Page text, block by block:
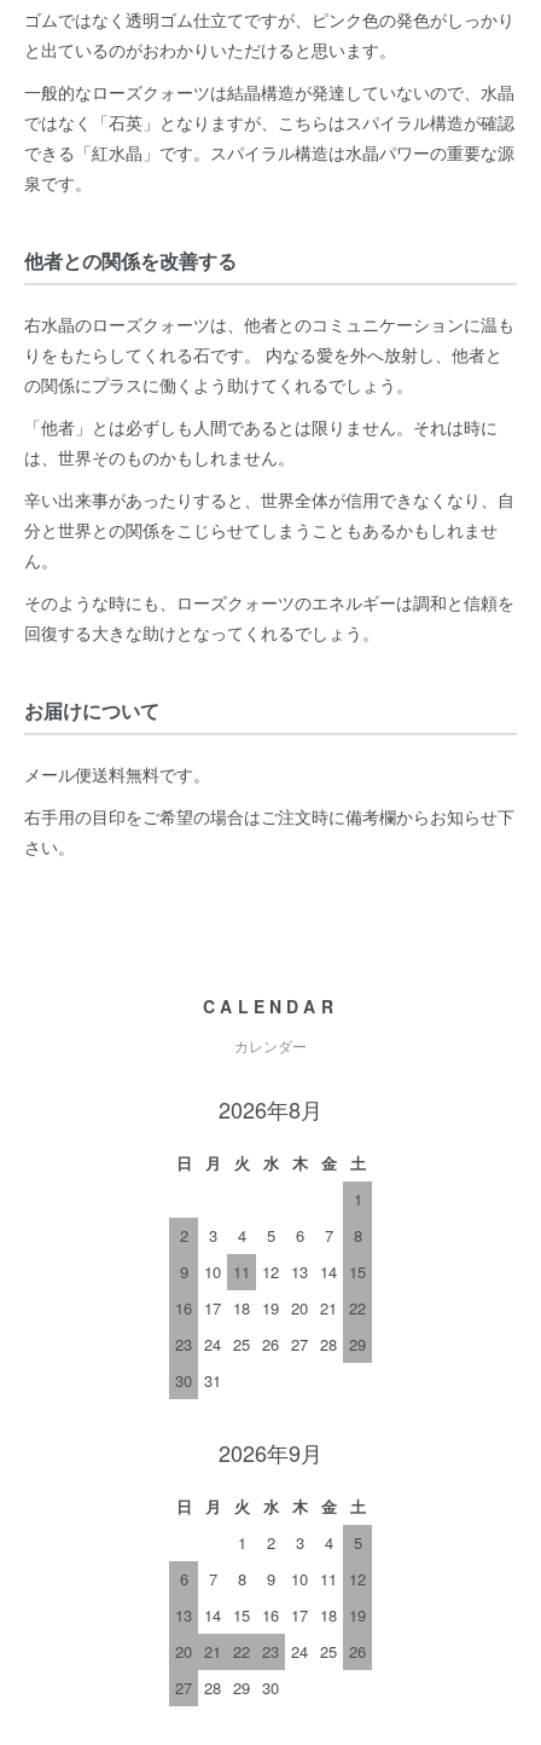
ゴムではなく透明ゴム仕立てですが、ピンク色の発色がしっかり
と出ているのがおわかりいただけると思います。
一般的なローズクォーツは結晶構造が発達していないので、水晶
ではなく「石英」となりますが、こちらはスパイラル構造が確認
できる「紅水晶」です。スパイラル構造は水晶パワーの重要な源
泉です。
他者との関係を改善する
右水晶のローズクォーツは、他者とのコミュニケーションに温も
りをもたらしてくれる石です。 内なる愛を外へ放射し、他者と
の関係にプラスに働くよう助けてくれるでしょう。
「他者」とは必ずしも人間であるとは限りません。それは時に
は、世界そのものかもしれません。
辛い出来事があったりすると、世界全体が信用できなくなり、自
分と世界との関係をこじらせてしまうこともあるかもしれませ
ん。
そのような時にも、ローズクォーツのエネルギーは調和と信頼を
回復する大きな助けとなってくれるでしょう。
お届けについて
メール便送料無料です。
右手用の目印をご希望の場合はご注文時に備考欄からお知らせ下
さい。
CALENDAR
カレンダー
2026年8月
日 月 火 水 木 金
土
1
2
3 4 5 6 7
8
9
10 11 12 13 14 15
16 17 18 19 20 21
22
23 24 25 26 27 28 29
30 31
2026年9月
日 月 火 水 木 金
土
1
2 3 4
5
6
7 8 9 10 11
12
13 14 15 16 17 18 19
20 21 22 23 24 25 26
27 28 29 30